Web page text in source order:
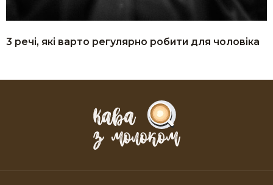
3 речі, які варто регулярно робити для чоловіка